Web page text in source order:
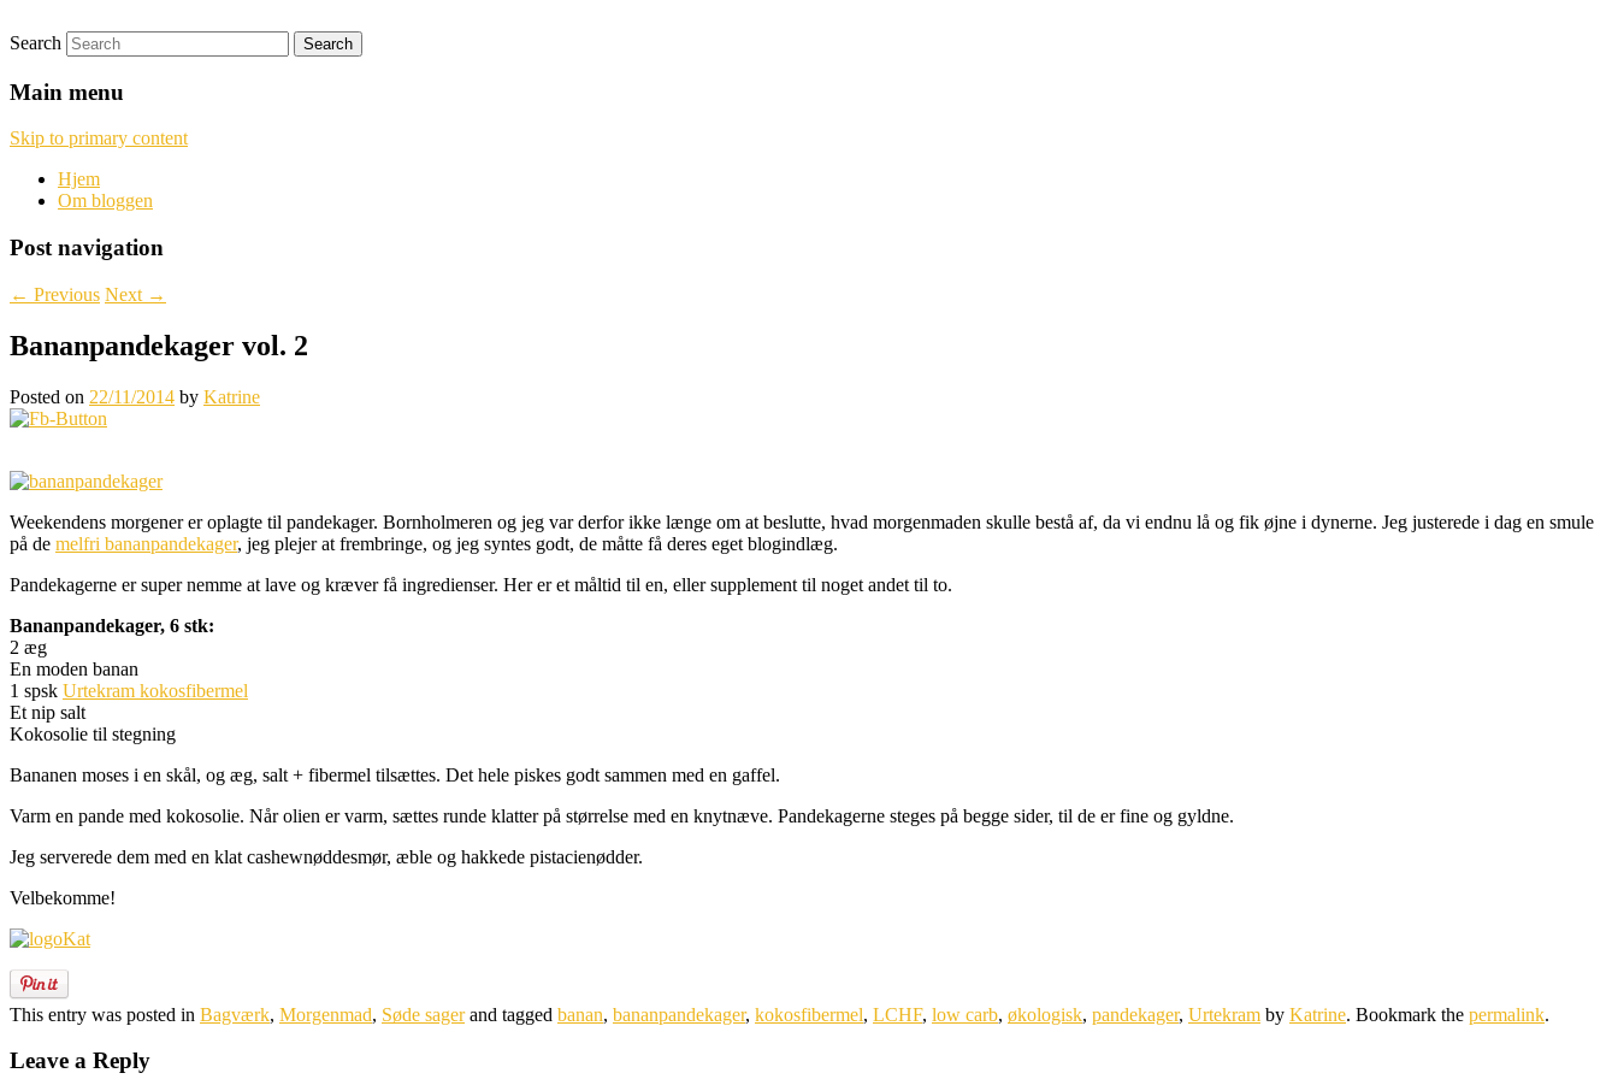
Katten og Sækken
Search
Main menu
Skip to primary content
Hjem
Om bloggen
Post navigation
← Previous Next →
Bananpandekager vol. 2
Posted on 22/11/2014 by Katrine
Weekendens morgener er oplagte til pandekager. Bornholmeren og jeg var derfor ikke længe om at beslutte, hvad morgenmaden skulle bestå af, da vi endnu lå og fik øjne i dynerne. Jeg justerede i dag en smule
på de melfri bananpandekager, jeg plejer at frembringe, og jeg syntes godt, de måtte få deres eget blogindlæg.
Pandekagerne er super nemme at lave og kræver få ingredienser. Her er et måltid til en, eller supplement til noget andet til to.
Bananpandekager, 6 stk:
2 æg
En moden banan
1 spsk Urtekram kokosfibermel
Et nip salt
Kokosolie til stegning
Bananen moses i en skål, og æg, salt + fibermel tilsættes. Det hele piskes godt sammen med en gaffel.
Varm en pande med kokosolie. Når olien er varm, sættes runde klatter på størrelse med en knytnæve. Pandekagerne steges på begge sider, til de er fine og gyldne.
Jeg serverede dem med en klat cashewnøddesmør, æble og hakkede pistacienødder.
Velbekomme!
This entry was posted in Bagværk, Morgenmad, Søde sagerand tagged banan, bananpandekager, kokosfibermel, LCHF, low carb, økologisk, pandekager, Urtekram by Katrine. Bookmark the permalink.
Leave a Reply